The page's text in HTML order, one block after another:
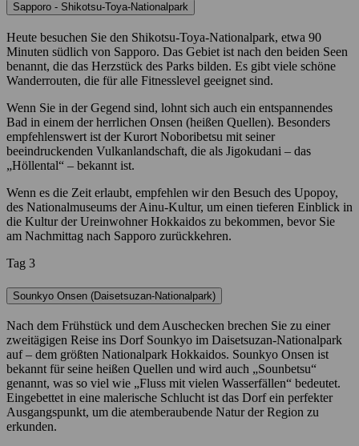
Sapporo - Shikotsu-Toya-Nationalpark
Heute besuchen Sie den Shikotsu-Toya-Nationalpark, etwa 90
Minuten südlich von Sapporo. Das Gebiet ist nach den beiden Seen
benannt, die das Herzstück des Parks bilden. Es gibt viele schöne
Wanderrouten, die für alle Fitnesslevel geeignet sind.
Wenn Sie in der Gegend sind, lohnt sich auch ein entspannendes
Bad in einem der herrlichen Onsen (heißen Quellen). Besonders
empfehlenswert ist der Kurort Noboribetsu mit seiner
beeindruckenden Vulkanlandschaft, die als Jigokudani – das
„Höllental“ – bekannt ist.
Wenn es die Zeit erlaubt, empfehlen wir den Besuch des Upopoy,
des Nationalmuseums der Ainu-Kultur, um einen tieferen Einblick in
die Kultur der Ureinwohner Hokkaidos zu bekommen, bevor Sie
am Nachmittag nach Sapporo zurückkehren.
Tag 3
Sounkyo Onsen (Daisetsuzan-Nationalpark)
Nach dem Frühstück und dem Auschecken brechen Sie zu einer
zweitägigen Reise ins Dorf Sounkyo im Daisetsuzan-Nationalpark
auf – dem größten Nationalpark Hokkaidos. Sounkyo Onsen ist
bekannt für seine heißen Quellen und wird auch „Sounbetsu“
genannt, was so viel wie „Fluss mit vielen Wasserfällen“ bedeutet.
Eingebettet in eine malerische Schlucht ist das Dorf ein perfekter
Ausgangspunkt, um die atemberaubende Natur der Region zu
erkunden.